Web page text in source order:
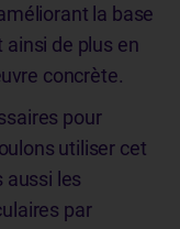
la base
ainsi de plus en
concrète.
pour
utiliser cet
aussi les
par